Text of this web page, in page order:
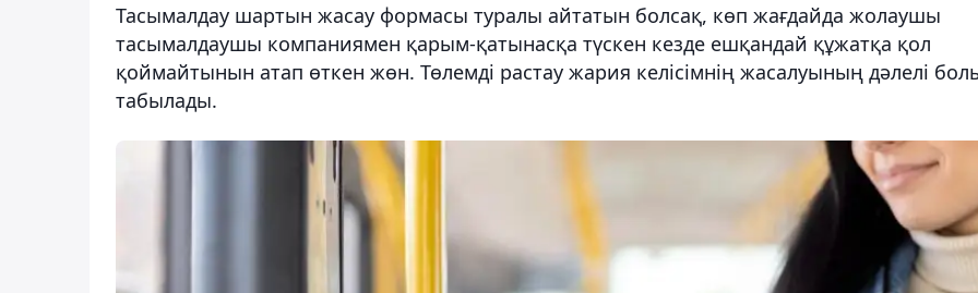
Тасымалдау шартын жасау формасы туралы айтатын болсақ, көп жағдайда жолаушы
тасымалдаушы компаниямен қарым-қатынасқа түскен кезде ешқандай құжатқа қол
қоймайтынын атап өткен жөн. Төлемді растау жария келісімнің жасалуының дәлелі
табылады.